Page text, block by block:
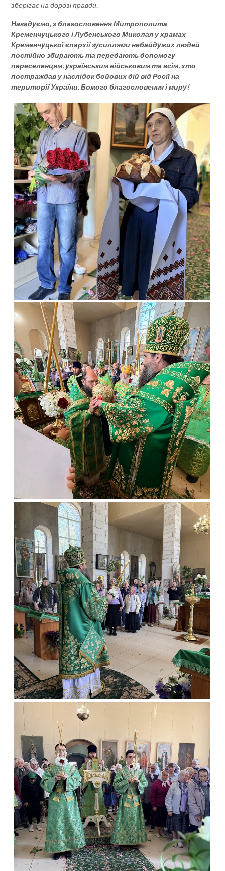
зберігає на дорозі правди.
Нагадуємо, з благословення Митрополита
Кременчуцького і Лубенського Миколая у храмах
Кременчуцької єпархії зусиллями небайдужих людей
постійно збирають та передають допомогу
переселенцям, українським військовим та всім, хто
постраждав у наслідок бойових дій від Росії на
території України. Божого благословення і миру!